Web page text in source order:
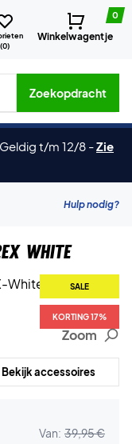
(0)
0
Winkelwagentje
etc.
Zoekopdracht
Geldig t/m 12/8 -Zie
Hulp nodig?
White
SALE
KORTING 17%
SALE
KORTING 17%
SALE
KORTING 17%
SALE
KORTING 17%
SALE
KORTING 17%
SALE
KORTING 17%
Zoom
Bekijk accessoires
Van: 39,95 €